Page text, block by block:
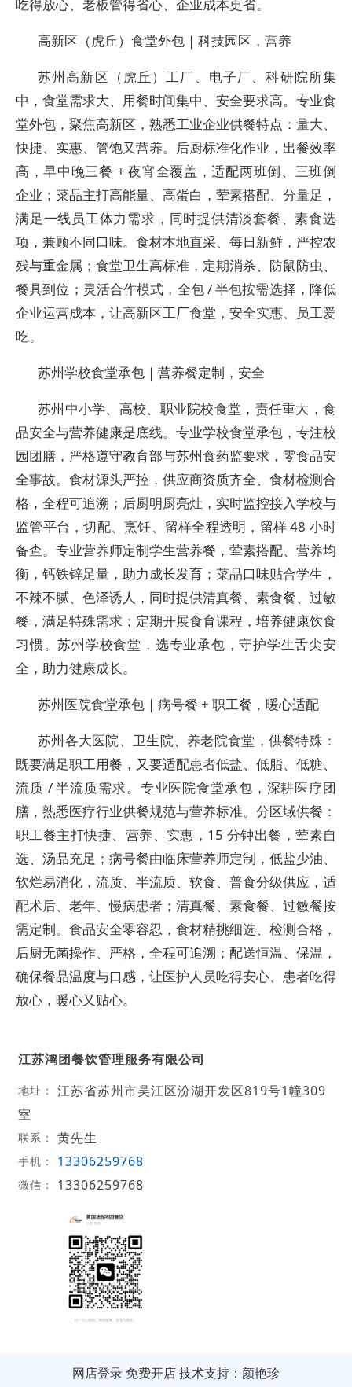
吃得放心、老板管得省心、企业成本更省。
高新区（虎丘）食堂外包｜科技园区，营养
苏州高新区（虎丘）工厂、电子厂、科研院所集
中，食堂需求大、用餐时间集中、安全要求高。专业食
堂外包，聚焦高新区，熟悉工业企业供餐特点：量大、
快捷、实惠、管饱又营养。后厨标准化作业，出餐效率
高，早中晚三餐 + 夜宵全覆盖，适配两班倒、三班倒
企业；菜品主打高能量、高蛋白，荤素搭配、分量足，
满足一线员工体力需求，同时提供清淡套餐、素食选
项，兼顾不同口味。食材本地直采、每日新鲜，严控农
残与重金属；食堂卫生高标准，定期消杀、防鼠防虫、
餐具到位；灵活合作模式，全包 / 半包按需选择，降低
企业运营成本，让高新区工厂食堂，安全实惠、员工爱
吃。
苏州学校食堂承包｜营养餐定制，安全
苏州中小学、高校、职业院校食堂，责任重大，食
品安全与营养健康是底线。专业学校食堂承包，专注校
园团膳，严格遵守教育部与苏州食药监要求，零食品安
全事故。食材源头严控，供应商资质齐全、食材检测合
格，全程可追溯；后厨明厨亮灶，实时监控接入学校与
监管平台，切配、烹饪、留样全程透明，留样 48 小时
备查。专业营养师定制学生营养餐，荤素搭配、营养均
衡，钙铁锌足量，助力成长发育；菜品口味贴合学生，
不辣不腻、色泽诱人，同时提供清真餐、素食餐、过敏
餐，满足特殊需求；定期开展食育课程，培养健康饮食
习惯。苏州学校食堂，选专业承包，守护学生舌尖安
全，助力健康成长。
苏州医院食堂承包｜病号餐 + 职工餐，暖心适配
苏州各大医院、卫生院、养老院食堂，供餐特殊：
既要满足职工用餐，又要适配患者低盐、低脂、低糖、
流质 / 半流质需求。专业医院食堂承包，深耕医疗团
膳，熟悉医疗行业供餐规范与营养标准。分区域供餐：
职工餐主打快捷、营养、实惠，15 分钟出餐，荤素自
选、汤品充足；病号餐由临床营养师定制，低盐少油、
软烂易消化，流质、半流质、软食、普食分级供应，适
配术后、老年、慢病患者；清真餐、素食餐、过敏餐按
需定制。食品安全零容忍，食材精挑细选、检测合格，
后厨无菌操作、严格，全程可追溯；配送恒温、保温，
确保餐品温度与口感，让医护人员吃得安心、患者吃得
放心，暖心又贴心。
江苏鸿团餐饮管理服务有限公司
地址：
江苏省苏州市吴江区汾湖开发区819号1幢309
室
联系： 黄先生
手机： 13306259768
微信： 13306259768
网店登录 免费开店技术支持：颜艳珍